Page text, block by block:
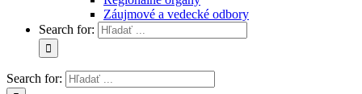
Záujmové a vedecké odbory
Search for:
Search for: